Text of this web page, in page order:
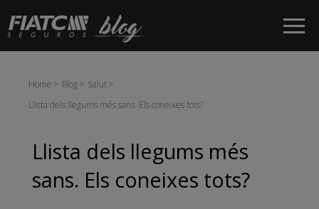
Salta al contingut principal
Home Blog
Salut
Llista dels llegums més sans. Els coneixes tots?
Llista dels llegums més
sans. Els coneixes tots?